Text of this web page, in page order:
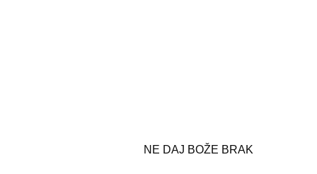
NE DAJ BOŽE BRAK